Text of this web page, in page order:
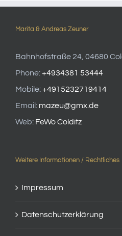
Marita & Andreas Zeuner
Bahnhofstraße 24, 04680
Phone:+4934381 53444
Mobile:+4915232719414
Email: mazeu@gmx.de
Web: FeWo Colditz
Weitere Informationen / Rechtliches
Impressum
Datenschutzerklärung